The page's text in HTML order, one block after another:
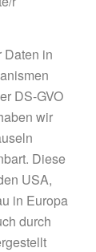
Daten in
DS-GVO
wir
Diese
USA,
in Europa
durch